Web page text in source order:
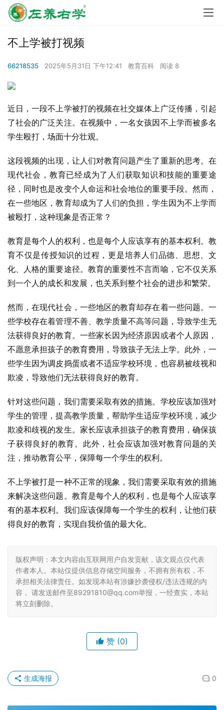
不上学被打视频
66218535 2025年5月31日 下午12:41 教育百科 阅读 8
近日，一段不上学被打的视频在社交媒体上广泛传播，引起
了社会的广泛关注。在视频中，一名女孩因不上学而被多名
学生殴打，场面十分壮观。
这段视频的出现，让人们对教育问题产生了重新的思考。在
现代社会，教育已经成为了人们获取知识和技能的重要途
径，同时也是改变个人命运和社会地位的重要手段。然而，
在一些地区，教育却成为了人们的负担，学生因为不上学而
被殴打，这种现象是否正常？
教育是每个人的权利，也是每个人应该享有的基本权利。教
育不仅是传授知识的过程，更是培养人们品德、思想、文
化、人格的重要途径。教育的重要性不言而喻，它不仅关系
到一个人的成长和发展，也关系到整个社会的进步和繁荣。
然而，在现代社会，一些地区的教育却存在着一些问题。一
些学校存在着管理不善、教学质量不高等问题，导致学生无
法获得良好的教育。一些家长因为经济原因或者个人原因，
不愿意承担孩子的教育费用，导致孩子无法上学。此外，一
些学生因为调皮捣蛋或者不适应学校环境，也容易被歧视和
欺凌，导致他们无法获得良好的教育。
针对这些问题，我们需要采取有效的措施。学校应该加强对
学生的管理，提高教学质量，帮助学生适应学校环境，减少
欺凌和歧视的发生。家长应该承担孩子的教育费用，确保孩
子获得良好的教育。此外，社会应该加强对教育问题的关
注，推动教育公平，保障每一个学生的权利。
不上学被打是一种不正常的现象，我们需要采取有效的措施
来解决这些问题。教育是每个人的权利，也是每个人应该享
有的基本权利。我们应该保障每一个学生的权利，让他们获
得良好的教育，实现自我价值的最大化。
版权声明：本文内容由互联网用户自发贡献，该文观点仅代表
作者本人。本站仅提供信息存储空间服务，不拥有所有权，不
承担相关法律责任。如发现本站有涉嫌抄袭侵权/违法违规的内
容， 请发送邮件至89291810@qq.com举报，一经查实，本站
将立刻删除。
赞 (0)
0
生成海报